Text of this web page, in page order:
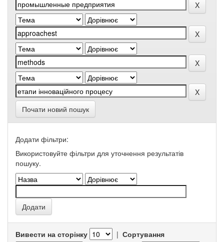
Почати новий пошук
Додати фільтри:
Використовуйте фільтри для уточнення результатів
пошуку.
Вивести на сторінку | Сортування